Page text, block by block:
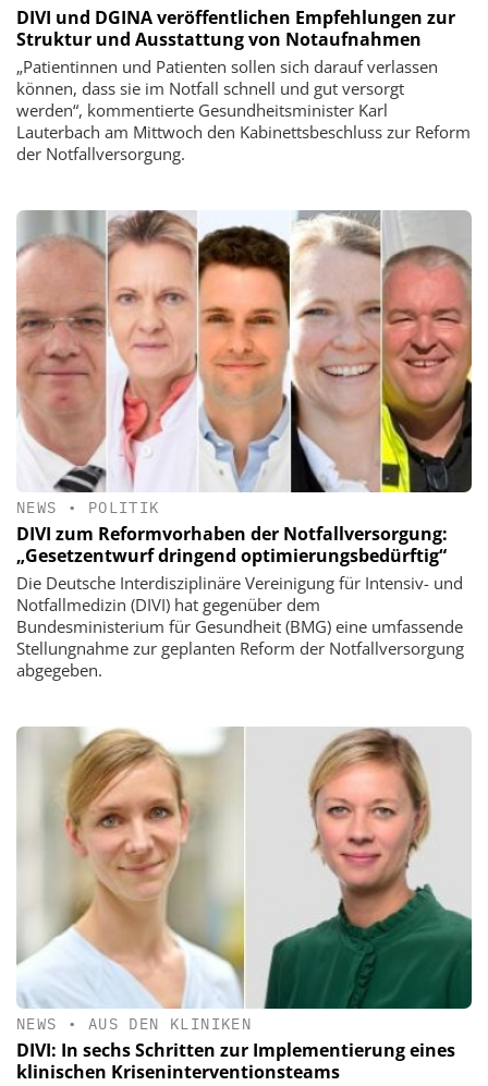
DIVI und DGINA veröffentlichen Empfehlungen zur
Struktur und Ausstattung von Notaufnahmen
„Patientinnen und Patienten sollen sich darauf verlassen
können, dass sie im Notfall schnell und gut versorgt
werden“, kommentierte Gesundheitsminister Karl
Lauterbach am Mittwoch den Kabinettsbeschluss zur Reform
der Notfallversorgung.
NEWS • POLITIK
DIVI zum Reformvorhaben der Notfallversorgung:
„Gesetzentwurf dringend optimierungsbedürftig“
Die Deutsche Interdisziplinäre Vereinigung für Intensiv- und
Notfallmedizin (DIVI) hat gegenüber dem
Bundesministerium für Gesundheit (BMG) eine umfassende
Stellungnahme zur geplanten Reform der Notfallversorgung
abgegeben.
NEWS • AUS DEN KLINIKEN
DIVI: In sechs Schritten zur Implementierung eines
klinischen Kriseninterventionsteams